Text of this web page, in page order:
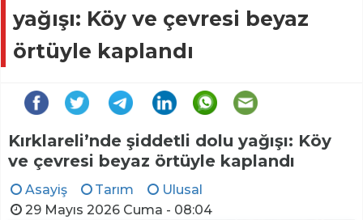
yağışı: Köy ve çevresi beyaz
örtüyle kaplandı
Kırklareli’nde şiddetli dolu yağışı: Köy
ve çevresi beyaz örtüyle kaplandı
Asayiş Tarım
Ulusal
29 Mayıs 2026 Cuma - 08:04